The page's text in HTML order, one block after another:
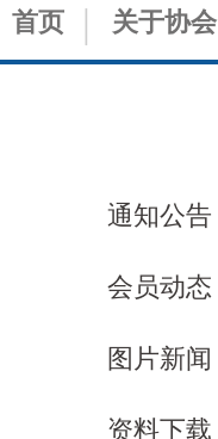
首页 关于协会
通知公告
会员动态
图片新闻
资料下载